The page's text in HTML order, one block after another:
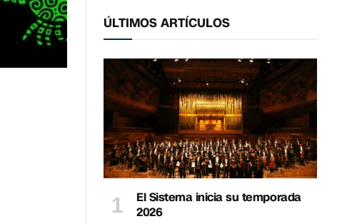
ÚLTIMOS ARTÍCULOS
El Sistema inicia su temporada
2026